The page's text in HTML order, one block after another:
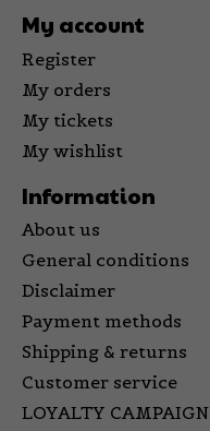
My account
Register
My orders
My tickets
My wishlist
Information
About us
General conditions
Disclaimer
Payment methods
Shipping & returns
Customer service
LOYALTY CAMPAIGN